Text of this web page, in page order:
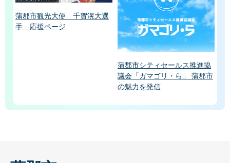
蒲郡市観光大使 千賀滉大選
手 応援ページ
蒲郡市シティセールス推進協
議会「ガマゴリ・ら」 蒲郡市
の魅力を発信